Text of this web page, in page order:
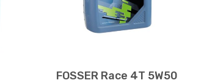
FOSSER Race 4T 5W50